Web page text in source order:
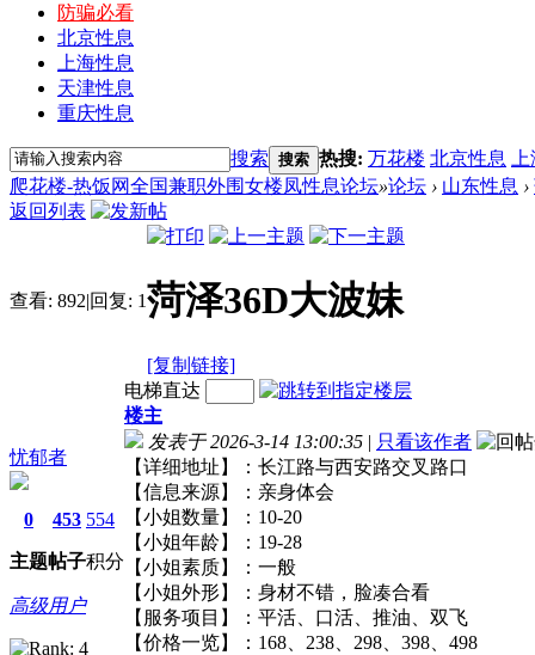
防骗必看
北京性息
上海性息
天津性息
重庆性息
搜索 搜索 热搜: 万花楼 北京性息
爬花楼-热饭网全国兼职外围女楼凤性息论坛»论坛 › 山东性息 ›
返回列表
查看: 892|回复: 1菏泽36D大波妹
[复制链接]
忧郁者
0
主题
453
帖子
554
积分
高级用户
电梯直达
楼主
发表于 2026-3-14 13:00:35 | 只看该作者
【详细地址】：长江路与西安路交叉路口
【信息来源】：亲身体会
【小姐数量】：10-20
【小姐年龄】：19-28
【小姐素质】：一般
【小姐外形】：身材不错，脸凑合看
【服务项目】：平活、口活、推油、双飞
【价格一览】：168、238、298、398、498